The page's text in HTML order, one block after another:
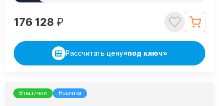
176 128 ₽
Рассчитать цену«под ключ»
В наличии Новинка